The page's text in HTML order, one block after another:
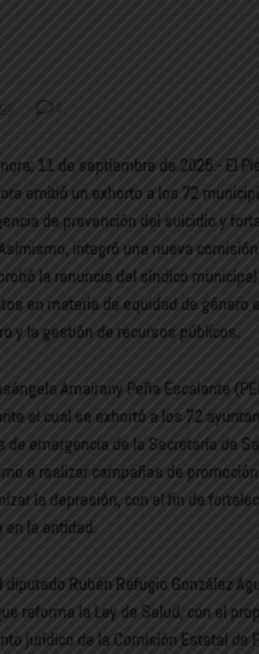
0
11 de septiembre de 2025.- El
emitió un exhorto a los 72
de prevención del suicidio y
integró una nueva
la renuncia del síndico
en materia de equidad de género
y la gestión de recursos públicos.
Amairany Peña Escalante
el cual se exhortó a los 72
de emergencia de la Secretaría de
a realizar campañas de
la depresión, con el fin de
la entidad.
diputado Rubén Refugio González
reforma la Ley de Salud, con el
jurídico de la Comisión Estatal de